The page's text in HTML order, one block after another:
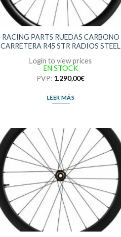
RACING PARTS RUEDAS CARBONO
CARRETERA R45 STR RADIOS STEEL
Login to view prices
EN STOCK
PVP: 1.290,00€
LEER MÁS